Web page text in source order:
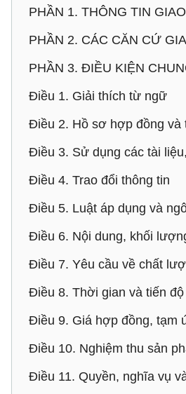
PHẦN 1. THÔNG TIN
PHẦN 2. CÁC CĂN CỨ
PHẦN 3. ĐIỀU KIỆN
Điều 1. Giải thích từ ngữ
Điều 2. Hồ sơ hợp đồng và
Điều 3. Sử dụng các tài
Điều 4. Trao đổi thông tin
Điều 5. Luật áp dụng và
Điều 6. Nội dung, khối
Điều 7. Yêu cầu về chất
Điều 8. Thời gian và tiến
Điều 9. Giá hợp đồng, tạm
Điều 10. Nghiệm thu sản
Điều 11. Quyền, nghĩa vụ